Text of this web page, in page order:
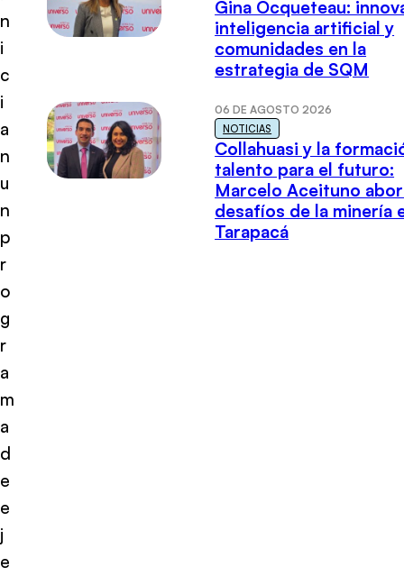
n
i
c
i
a
n
u
n
p
r
o
g
r
a
m
a
d
e
e
j
e
Gina Ocqueteau:
inteligencia artificial y
comunidades en la
estrategia de SQM
06 DE AGOSTO 2026
NOTICIAS
Collahuasi y la
talento para el futuro:
Marcelo Aceituno
desafíos de la minería
Tarapacá